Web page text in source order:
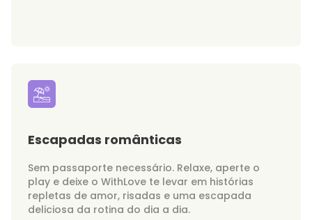
Escapadas românticas
Sem passaporte necessário. Relaxe, aperte o
play e deixe o WithLove te levar em histórias
repletas de amor, risadas e uma escapada
deliciosa da rotina do dia a dia.